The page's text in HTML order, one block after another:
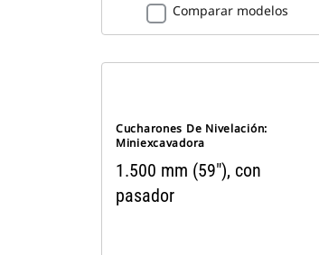
Comparar modelos
Cucharones De Nivelación:
Miniexcavadora
1.500 mm (59"), con
pasador